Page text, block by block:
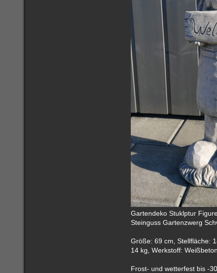
Gartendeko Stuklptur
Steinguss Gartenzwerg
Größe: 69 cm, Stellfläche:
14 kg, Werkstoff:
Frost- und wetterfest bis -